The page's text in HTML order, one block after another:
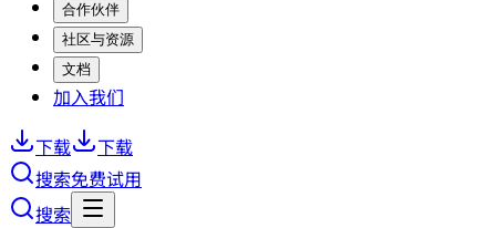
合作伙伴
社区与资源
文档
加入我们
下载
下载
搜索免费试用
搜索